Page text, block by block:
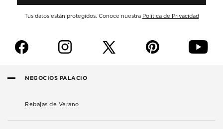
Tus datos están protegidos. Conoce nuestra Política de Privacidad
f i p y
NEGOCIOS PALACIO
Rebajas de Verano